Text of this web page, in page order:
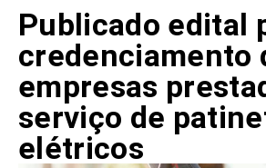
Publicado edital
credenciamento
empresas
serviço de
elétricos